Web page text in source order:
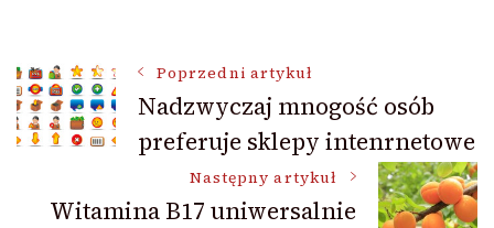
Nawigacja
wpisu
Poprzedni artykuł
Nadzwyczaj mnogość osób
preferuje sklepy intenrnetowe
Następny artykuł
Witamina B17 uniwersalnie